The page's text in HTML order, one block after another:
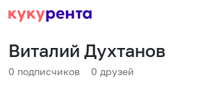
Виталий Духтанов
0 подписчиков 0 друзей